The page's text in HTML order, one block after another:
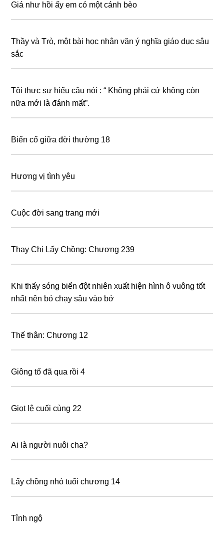
Giá như hồi ấy em có một cánh bèo
Thầy và Tɾò, một bài học nhân văn ý nghĩa giáo dục sâu
sắc
Tôi thực sự hiểu câu nói : “ Không phải cứ không còn
nữa mới là đánh mất”.
Biến cố giữa đời thường 18
Hương vị tình yêu
Cuộc đời sang trang mới
Thay Chị Lấy Chồng: Chương 239
Khi thấy sóng biển đột nhiên xuất hiện hình ô vuông tốt
nhất nên bỏ chạy sâu vào bở
Thế thân: Chương 12
Giông tố đã qua rồi 4
Giọt lệ cuối cùng 22
Ai là người nuôi cha?
Lấy chồng nhỏ tuổi chương 14
Tỉnh ngộ